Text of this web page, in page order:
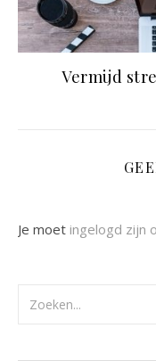
Vermijd
Je moet ingelogd zijn